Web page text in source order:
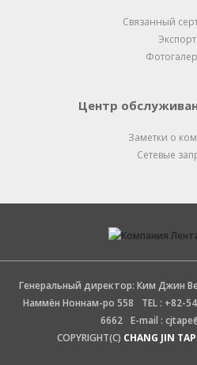
Связанный
Экспорт
Центр
Заметки о
Сетевые
Генеральный директор: Ким Джин
Наммён Ноннам-ро 558
TEL : +82-
6662
E-mail :
COPYRIGHT(C) CHANG JIN